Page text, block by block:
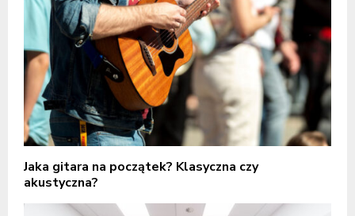
Jaka gitara na początek? Klasyczna czy
akustyczna?